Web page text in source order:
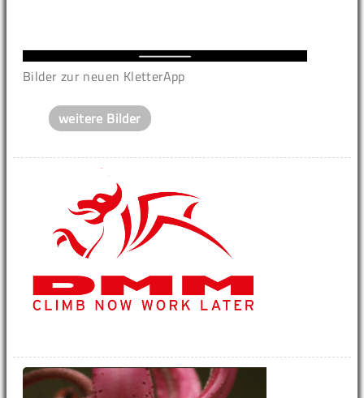
Bilder zur neuen KletterApp
weitere Bilder